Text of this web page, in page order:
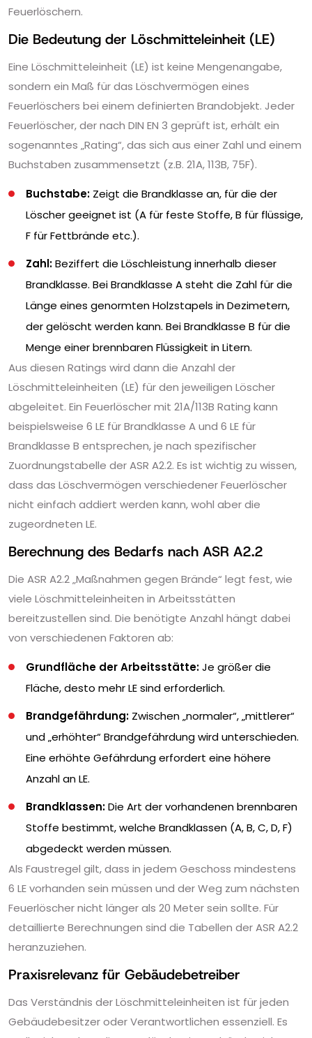
Feuerlöschern.
Die Bedeutung der Löschmitteleinheit (LE)
Eine Löschmitteleinheit (LE) ist keine Mengenangabe,
sondern ein Maß für das Löschvermögen eines
Feuerlöschers bei einem definierten Brandobjekt. Jeder
Feuerlöscher, der nach DIN EN 3 geprüft ist, erhält ein
sogenanntes „Rating“, das sich aus einer Zahl und einem
Buchstaben zusammensetzt (z.B. 21A, 113B, 75F).
Buchstabe: Zeigt die Brandklasse an, für die der
Löscher geeignet ist (A für feste Stoffe, B für flüssige,
F für Fettbrände etc.).
Zahl:Beziffert die Löschleistung innerhalb dieser
Brandklasse. Bei Brandklasse A steht die Zahl für die
Länge eines genormten Holzstapels in Dezimetern,
der gelöscht werden kann. Bei Brandklasse B für die
Menge einer brennbaren Flüssigkeit in Litern.
Aus diesen Ratings wird dann die Anzahl der
Löschmitteleinheiten (LE) für den jeweiligen Löscher
abgeleitet. Ein Feuerlöscher mit 21A/113B Rating kann
beispielsweise 6 LE für Brandklasse A und 6 LE für
Brandklasse B entsprechen, je nach spezifischer
Zuordnungstabelle der ASR A2.2. Es ist wichtig zu wissen,
dass das Löschvermögen verschiedener Feuerlöscher
nicht einfach addiert werden kann, wohl aber die
zugeordneten LE.
Berechnung des Bedarfs nach ASR A2.2
Die ASR A2.2 „Maßnahmen gegen Brände“ legt fest, wie
viele Löschmitteleinheiten in Arbeitsstätten
bereitzustellen sind. Die benötigte Anzahl hängt dabei
von verschiedenen Faktoren ab:
Grundfläche der Arbeitsstätte:Je größer die
Fläche, desto mehr LE sind erforderlich.
Brandgefährdung: Zwischen „normaler“, „mittlerer“
und „erhöhter“ Brandgefährdung wird unterschieden.
Eine erhöhte Gefährdung erfordert eine höhere
Anzahl an LE.
Brandklassen:Die Art der vorhandenen brennbaren
Stoffe bestimmt, welche Brandklassen (A, B, C, D, F)
abgedeckt werden müssen.
Als Faustregel gilt, dass in jedem Geschoss mindestens
6 LE vorhanden sein müssen und der Weg zum nächsten
Feuerlöscher nicht länger als 20 Meter sein sollte. Für
detaillierte Berechnungen sind die Tabellen der ASR A2.2
heranzuziehen.
Praxisrelevanz für Gebäudebetreiber
Das Verständnis der Löschmitteleinheiten ist für jeden
Gebäudebesitzer oder Verantwortlichen essenziell. Es